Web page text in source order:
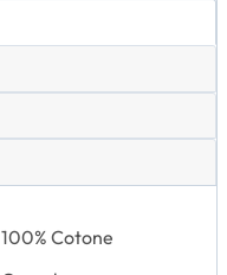
100% Cotone